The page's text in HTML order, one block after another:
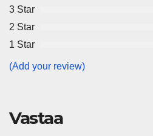
3 Star
2 Star
1 Star
(Add your review)
Vastaa